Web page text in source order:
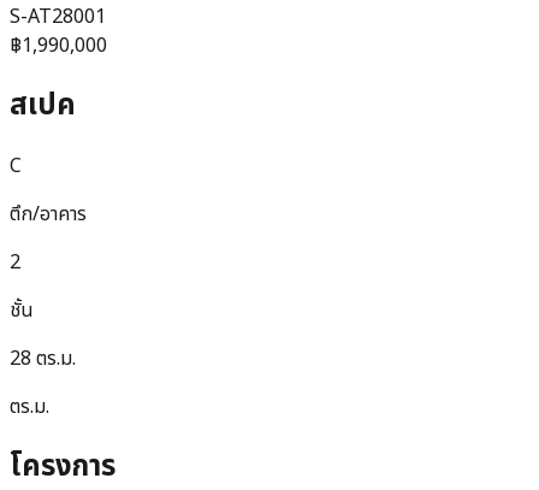
S-AT28001
฿1,990,000
สเปค
C
ตึก/อาคาร
2
ชั้น
28 ตร.ม.
ตร.ม.
โครงการ